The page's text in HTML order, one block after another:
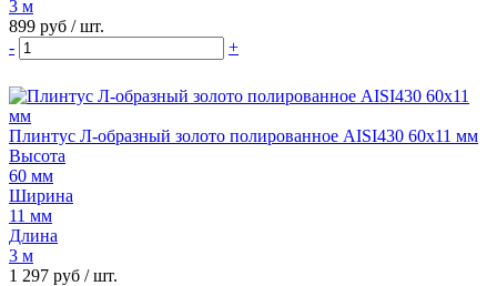
3 м
899 руб / шт.
-
+
Плинтус Л-образный золото полированное AISI430 60х11 мм
Высота
60 мм
Ширина
11 мм
Длина
3 м
1 297 руб / шт.